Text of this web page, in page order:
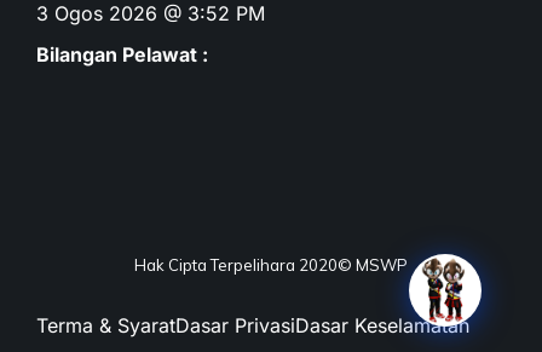
3 Ogos 2026 @ 3:52 PM
Bilangan Pelawat :
Hak Cipta Terpelihara 2020© MSWP
Terma & SyaratDasar PrivasiDasar Keselamatan